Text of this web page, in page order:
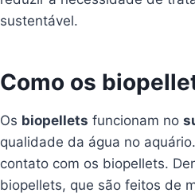
sustentável.
Como os
Os biopellets funcionam no
qualidade da água no
contato com os biopellets.
biopellets, que são feitos de